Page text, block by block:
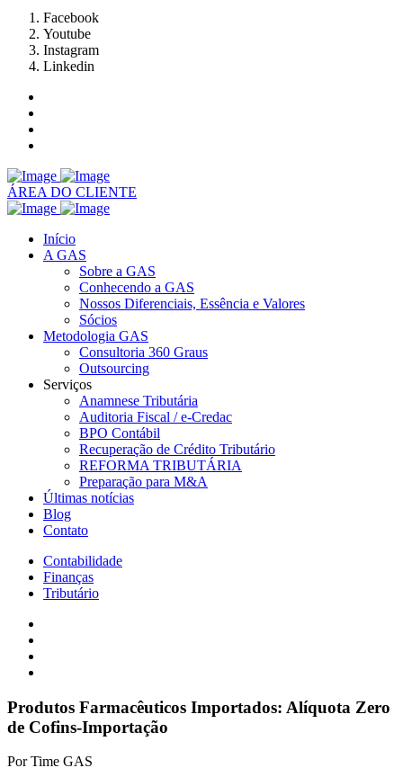
Facebook
Youtube
Instagram
Linkedin
ÁREA DO CLIENTE
Início
A GAS
Sobre a GAS
Conhecendo a GAS
Nossos Diferenciais, Essência e Valores
Sócios
Metodologia GAS
Consultoria 360 Graus
Outsourcing
Serviços
Anamnese Tributária
Auditoria Fiscal / e-Credac
BPO Contábil
Recuperação de Crédito Tributário
REFORMA TRIBUTÁRIA
Preparação para M&A
Últimas notícias
Blog
Contato
Contabilidade
Finanças
Tributário
Produtos Farmacêuticos Importados: Alíquota Zero
de Cofins-Importação
PorTime GAS